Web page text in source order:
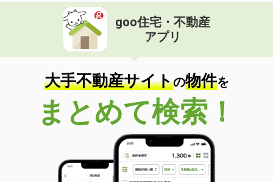
goo住宅・不動産
アプリ
大手不動産サイトの物件を
まとめて検索！